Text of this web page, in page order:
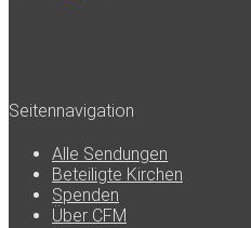
Seitennavigation
Alle Sendungen
Beteiligte Kirchen
Spenden
Über CFM